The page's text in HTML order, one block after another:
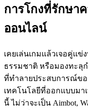
การโกงที่รักษา
ออนไลน์
เคยเล่นเกมแล้วเจอคู่แ
ธรรมชาติ หรือมองทะลุ
ที่ทำลายประสบการณ์ขอ
เทคโนโลยีที่ออกแบบมา
นี้ ไม่ว่าจะเป็น Aimbot,